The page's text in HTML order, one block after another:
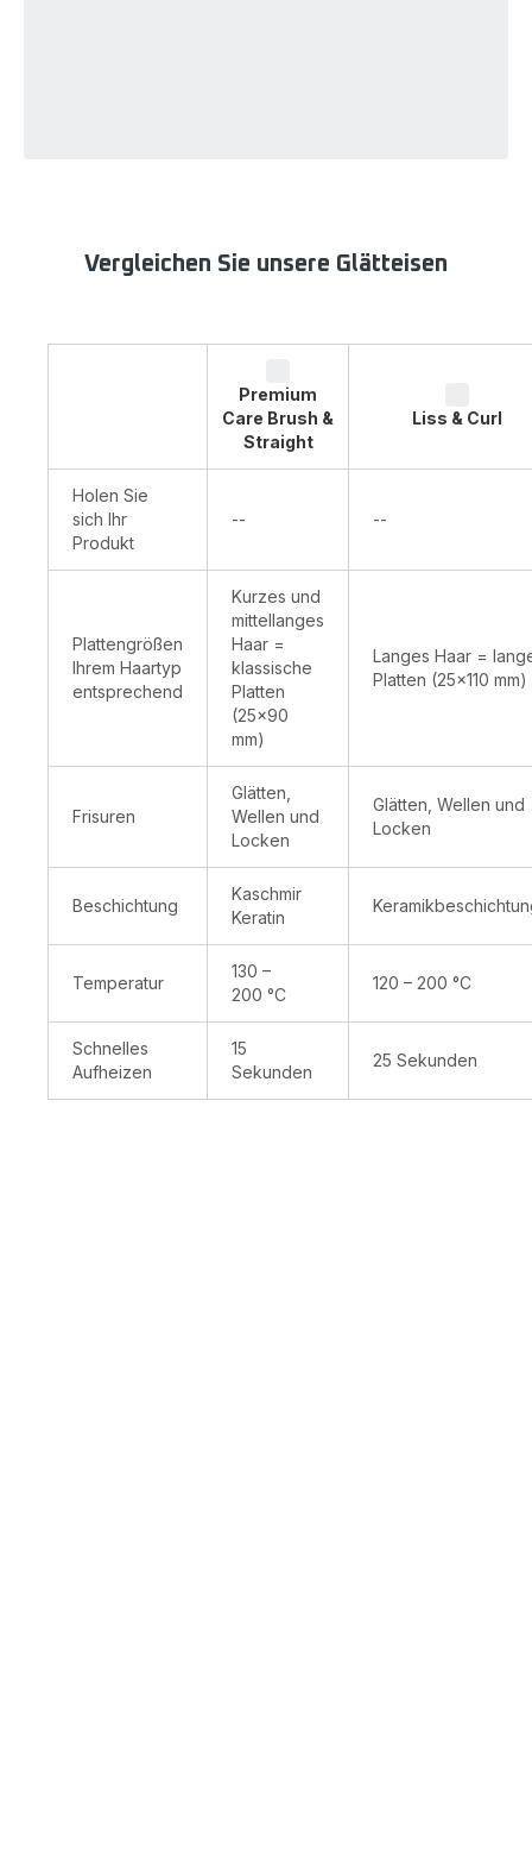
Vergleichen Sie unsere Glätteisen
Premium
Care Brush &
Straight
Liss & Curl
Holen Sie
sich Ihr
Produkt
-- --
Plattengrößen
Ihrem Haartyp
entsprechend
Kurzes und
mittellanges
Haar =
klassische
Platten
(25x90
mm)
Langes Haar =
Platten (25x110 mm)
Frisuren
Glätten,
Wellen und
Locken
Glätten, Wellen und
Locken
Beschichtung
Kaschmir
Keratin
Temperatur
130 –
200 °C
120 – 200 °C
Schnelles
Aufheizen
15
Sekunden
25 Sekunden